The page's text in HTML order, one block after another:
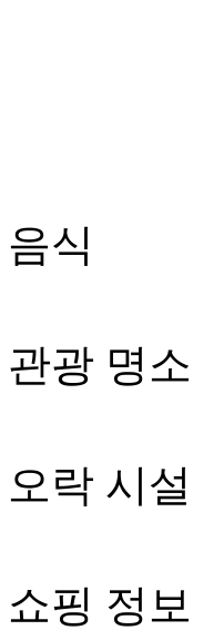
식
광 명소
락 시설
핑 정보